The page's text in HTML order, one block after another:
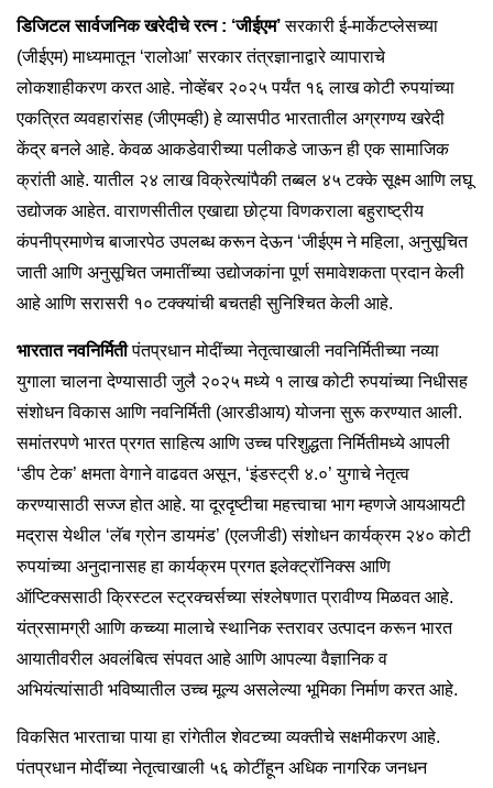
डिजिटल सार्वजनिक खरेदीचे रत्न : ‘जीईएम’सरकारी ई-मार्केटप्लेसच्या
(जीईएम) माध्यमातून ‘रालोआ’ सरकार तंत्रज्ञानाद्वारे व्यापाराचे
लोकशाहीकरण करत आहे. नोव्हेंबर २०२५ पर्यंत १६ लाख कोटी रुपयांच्या
एकत्रित व्यवहारांसह (जीएमव्ही) हे व्यासपीठ भारतातील अग्रगण्य खरेदी
केंद्र बनले आहे. केवळ आकडेवारीच्या पलीकडे जाऊन ही एक सामाजिक
क्रांती आहे. यातील २४ लाख विक्रेत्यांपैकी तब्बल ४५ टक्के सूक्ष्म आणि लघू
उद्योजक आहेत. वाराणसीतील एखाद्या छोट्या विणकराला बहुराष्ट्रीय
कंपनीप्रमाणेच बाजारपेठ उपलब्ध करून देऊन ‘जीईएम ने महिला, अनुसूचित
जाती आणि अनुसूचित जमातींच्या उद्योजकांना पूर्ण समावेशकता प्रदान केली
आहे आणि सरासरी १० टक्क्यांची बचतही सुनिश्चित केली आहे.
भारतात नवनिर्मितीपंतप्रधान मोदींच्या नेतृत्वाखाली नवनिर्मितीच्या नव्या
युगाला चालना देण्यासाठी जुलै २०२५ मध्ये १ लाख कोटी रुपयांच्या निधीसह
संशोधन विकास आणि नवनिर्मिती (आरडीआय) योजना सुरू करण्यात आली.
समांतरपणे भारत प्रगत साहित्य आणि उच्च परिशुद्धता निर्मितीमध्ये आपली
‘डीप टेक’ क्षमता वेगाने वाढवत असून, ‘इंडस्ट्री ४.०’ युगाचे नेतृत्व
करण्यासाठी सज्ज होत आहे. या दूरदृष्टीचा महत्त्वाचा भाग म्हणजे आयआयटी
मद्रास येथील ‘लॅब ग्रोन डायमंड’ (एलजीडी) संशोधन कार्यक्रम २४० कोटी
रुपयांच्या अनुदानासह हा कार्यक्रम प्रगत इलेक्ट्रॉनिक्स आणि
ऑप्टिक्ससाठी क्रिस्टल स्ट्रक्चर्सच्या संश्लेषणात प्रावीण्य मिळवत आहे.
यंत्रसामग्री आणि कच्च्या मालाचे स्थानिक स्तरावर उत्पादन करून भारत
आयातीवरील अवलंबित्व संपवत आहे आणि आपल्या वैज्ञानिक व
अभियंत्यांसाठी भविष्यातील उच्च मूल्य असलेल्या भूमिका निर्माण करत आहे.
विकसित भारताचा पाया हा रांगेतील शेवटच्या व्यक्तीचे सक्षमीकरण आहे.
पंतप्रधान मोदींच्या नेतृत्वाखाली ५६ कोटींहून अधिक नागरिक जनधन